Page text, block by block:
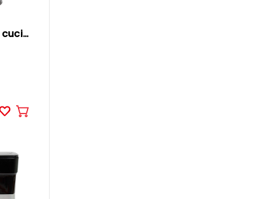
OHMEX Robot da cucina multifunzione
Aggiungere